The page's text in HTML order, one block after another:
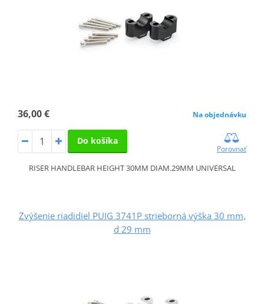
36,00 € Na objednávku
Do košíka
Porovnať
RISER HANDLEBAR HEIGHT 30MM DIAM.29MM UNIVERSAL
Zvýšenie riadidiel PUIG 3741P strieborná výška 30 mm,
d 29 mm